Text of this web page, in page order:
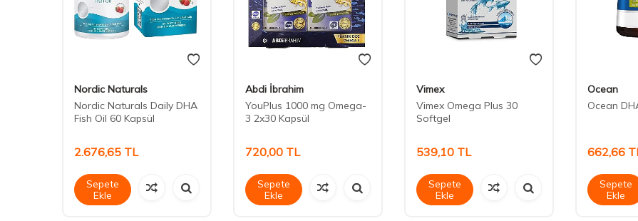
Nordic Naturals
Nordic Naturals Daily DHA
Fish Oil 60 Kapsül
2.676,65 TL
Sepete
Ekle
Abdi İbrahim
YouPlus 1000 mg Omega-
3 2x30 Kapsül
720,00 TL
Sepete
Ekle
Vimex
Vimex Omega Plus 30
Softgel
539,10 TL
Sepete
Ekle
Ocean
Ocean
662,66
Sepete
Ekle